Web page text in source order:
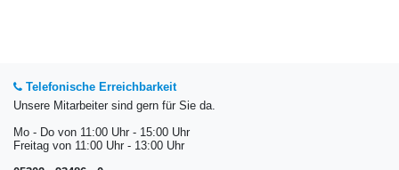
Telefonische Erreichbarkeit
Unsere Mitarbeiter sind gern für Sie da.
Mo - Do von 11:00 Uhr - 15:00 Uhr
Freitag von 11:00 Uhr - 13:00 Uhr